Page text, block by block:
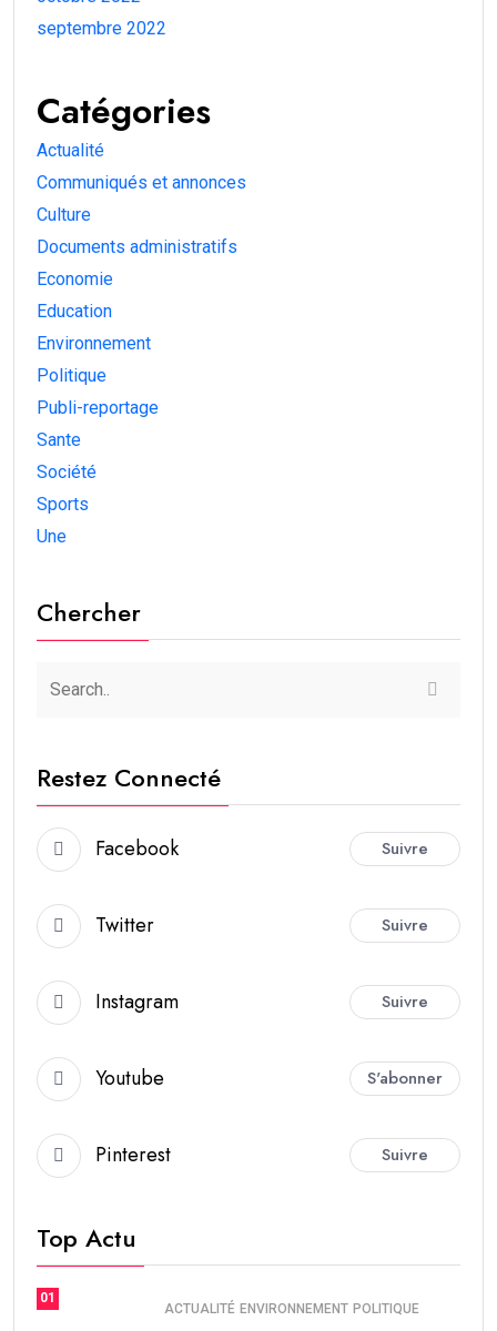
septembre 2022
Catégories
Actualité
Communiqués et annonces
Culture
Documents administratifs
Economie
Education
Environnement
Politique
Publi-reportage
Sante
Société
Sports
Une
Chercher
Restez Connecté
Facebook Suivre
Twitter Suivre
Instagram Suivre
Youtube S'abonner
Pinterest Suivre
Top Actu
01
ACTUALITÉ ENVIRONNEMENT POLITIQUE